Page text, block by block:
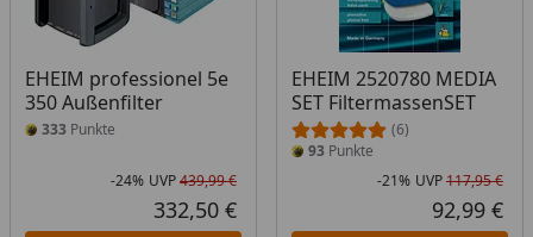
EHEIM professionel 5e
350 Außenfilter
333 Punkte
Rabatt in Prozent
-24%
Ursprünglicher Preis
UVP439,99 €
Aktueller Preis
332,50 €
EHEIM 2520780 MEDIA
SET FiltermassenSET
(6)
93Punkte
-21% UVP117,95 €
92,99 €